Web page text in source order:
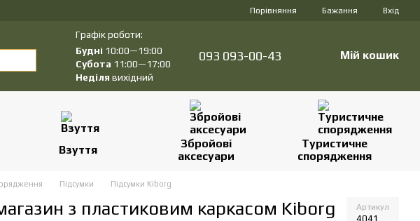
Порівняння Бажання Вхід
Графік роботи:
Будні 10:00—19:00
Субота 11:00—17:00
Неділя вихідний
093 093-00-43 Мій кошик
Взуття
Збройові
аксесуари
Туристичне
спорядження
Підсумки Підсумки Kiborg
з пластиковим каркасом Kiborg
Артикул
4041